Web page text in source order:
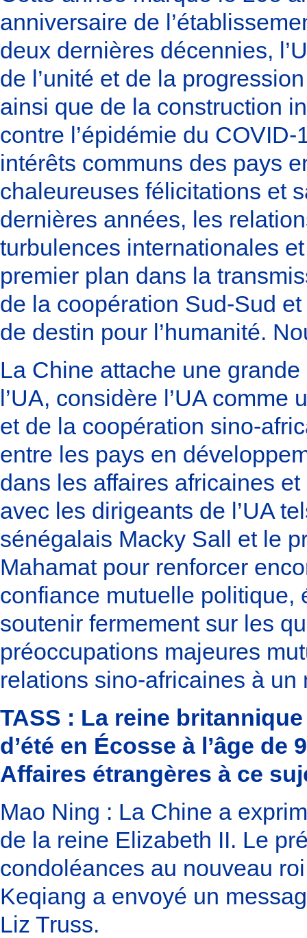
anniversaire de
deux dernières décennies,
de l’unité et de la
ainsi que de la construction
contre l’épidémie du
intérêts communs des pays
chaleureuses félicitations et
dernières années, les
turbulences internationales
premier plan dans la
de la coopération Sud-Sud
de destin pour l’humanité.
La Chine attache une
l’UA, considère l’UA
et de la coopération sino-
entre les pays en
dans les affaires africaines
avec les dirigeants de l’UA
sénégalais Macky Sall et le
Mahamat pour renforcer
confiance mutuelle politique,
soutenir fermement sur les
préoccupations majeures
relations sino-africaines à un
TASS : La reine
d’été en Écosse à l’âge
Affaires étrangères à ce
Mao Ning : La Chine a
de la reine Elizabeth II. Le
condoléances au nouveau
Keqiang a envoyé un
Liz Truss.